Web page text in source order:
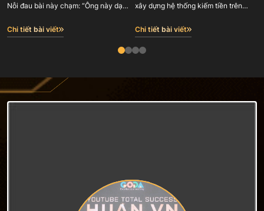
Nỗi đau bài này chạm: “Ông này dạy
học từ ai? Có ai đứng sau bảo chứng,
hay lại một người tự phong ‘chuyên
Chi tiết bài viết
xây dựng hệ thống kiếm tiền trên
cho người khác. Tôi là đồng sáng lập
BMG Group (2018-2023 với gần 100
nhân sự), Công ty cổ phần phong
Truyền thông GODA (12/6/2023) —
Chi tiết bài viết